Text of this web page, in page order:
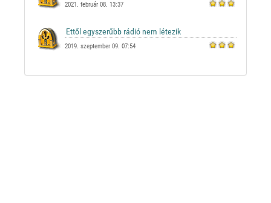
2021. február 08. 13:37
2019. szeptember 09. 07:54